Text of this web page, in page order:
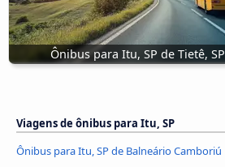
Ônibus para Itu, SP de Tietê, SP
Viagens de ônibus para Itu, SP
Ônibus para Itu, SP de Balneário Camboriú